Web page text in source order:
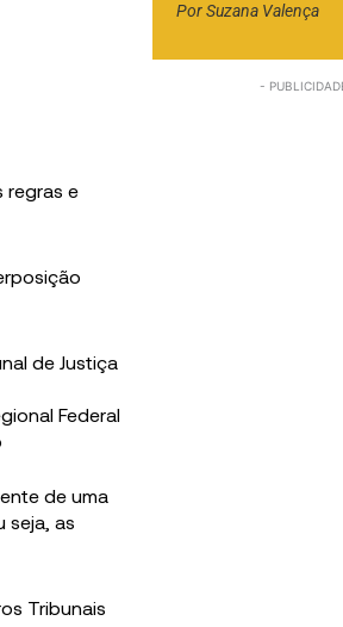
regras e
de Justiça
Federal
de uma
seja, as
Tribunais
PorSuzana Valença